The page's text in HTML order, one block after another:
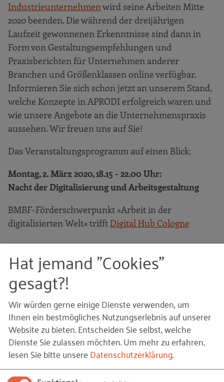
Industrieunternehmenwird seine Arbeiten Mitte
2020 beenden. Die während der dreijährigen
Laufzeit gewonnenen Erkenntnisse sind dann in
Form von Gestaltungsempfehlungen und
Praxisberichten für Unternehmen anderer
Branchen und Größenklassen online verfügbar.
Informieren Sie sich schon jetzt an unserem Stand,
welche Konzepte in APRODI erfolgreich waren und
wie unsere Angebote an die Unternehmenspraxis
aussehen. Wir freuen uns auf Sie!
Das Veranstaltungsprogramm auf einen Blick:
Montag, 2. März 2020, 18.15 - 22.00 Uhr:
Nacht der Digitalisierung und Arbeitsgestaltung
BMBF-Förderschwerpunkt »Arbeit in der
digitalisierten Welt« trifft Digital Hub Cologne
Austausch
Pre-opening der Fachausstellung
Praxisbeispiele und Gestaltungsansätze für die
Arbeit der Zukunft
Dienstag, 3. März 2020, 8.45 - 18.00 Uhr:
Arbeit in der digitalisierten Welt
Praxisbeispiele und Gestaltungslösungen aus dem
Hat jemand "Cookies"
gesagt?!
Wir würden gerne einige Dienste verwenden, um
Ihnen ein bestmögliches Nutzungserlebnis auf unserer
Website zu bieten. Entscheiden Sie selbst, welche
Dienste Sie zulassen möchten.Um mehr zu erfahren,
lesen Sie bitte unsereDatenschutzerklärung.